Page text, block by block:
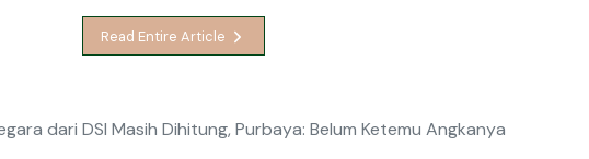
Read Entire Article
dari DSI Masih Dihitung, Purbaya: Belum Ketemu Angkanya